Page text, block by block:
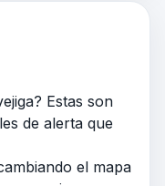
Estas son
de alerta que
el mapa